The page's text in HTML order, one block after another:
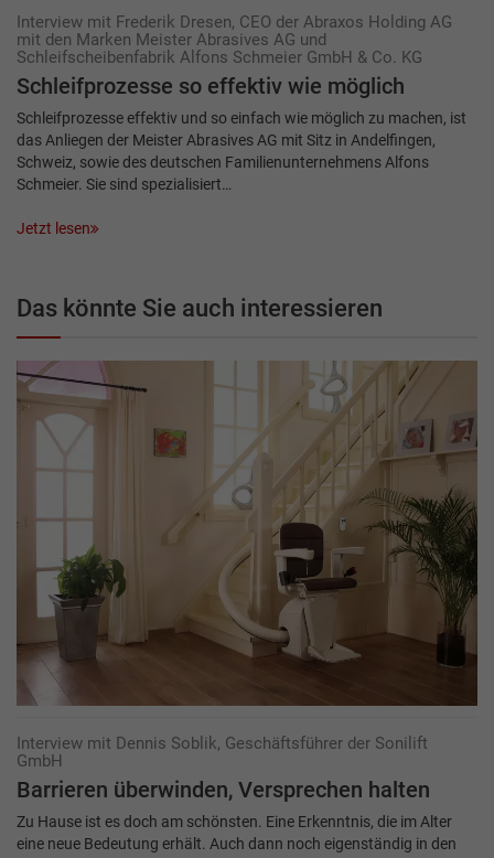
Interview mit Frederik Dresen, CEO der Abraxos Holding AG
mit den Marken Meister Abrasives AG und
Schleifscheibenfabrik Alfons Schmeier GmbH & Co. KG
Schleifprozesse so effektiv wie möglich
Schleifprozesse effektiv und so einfach wie möglich zu machen, ist
das Anliegen der Meister Abrasives AG mit Sitz in Andelfingen,
Schweiz, sowie des deutschen Famili­enunternehmens Alfons
Schmeier. Sie sind spezialisiert…
Jetzt lesen
Das könnte Sie auch interessieren
Interview mit Dennis Soblik, Geschäftsführer der Sonilift
GmbH
Barrieren überwinden, ­Versprechen halten
Zu Hause ist es doch am schönsten. Eine Erkenntnis, die im Alter
eine neue Bedeutung erhält. Auch dann noch eigenständig in den